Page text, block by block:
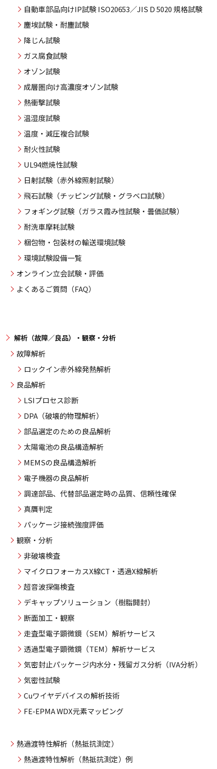
自動車部品向けIP試験 ISO20653／JIS D 5020 規格試験
塵埃試験・耐塵試験
降じん試験
ガス腐食試験
オゾン試験
成層圏向け高濃度オゾン試験
熱衝撃試験
温湿度試験
温度・減圧複合試験
耐火性試験
UL94燃焼性試験
日射試験（赤外線照射試験）
飛石試験（チッピング試験・グラベロ試験）
フォギング試験（ガラス霞み性試験・曇価試験）
耐洗車摩耗試験
梱包物・包装材の輸送環境試験
環境試験設備一覧
オンライン立会試験・評価
よくあるご質問（FAQ）
解析（故障／良品）・観察・分析
故障解析
ロックイン赤外線発熱解析
良品解析
LSIプロセス診断
DPA（破壊的物理解析）
部品選定のための良品解析
太陽電池の良品構造解析
MEMSの良品構造解析
電子機器の良品解析
調達部品、代替部品選定時の品質、信頼性確保
真贋判定
パッケージ接続強度評価
観察・分析
非破壊検査
マイクロフォーカスX線CT・透過X線解析
超音波探傷検査
デキャップソリューション（樹脂開封）
断面加工・観察
走査型電子顕微鏡（SEM）解析サービス
透過型電子顕微鏡（TEM）解析サービス
気密封止パッケージ内水分・残留ガス分析（IVA分析）
気密性試験
Cuワイヤデバイスの解析技術
FE-EPMA WDX元素マッピング
熱過渡特性解析（熱抵抗測定）
熱過渡特性解析（熱抵抗測定）例